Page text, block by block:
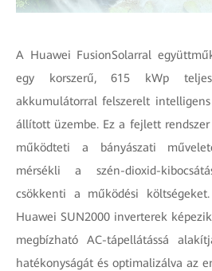
A Huawei FusionSolarral
egy korszerű, 615 kWp
akkumulátorral felszerelt
állított üzembe. Ez a fejlett
működteti a bányászati
mérsékli a szén-dioxid-
csökkenti a működési
Huawei SUN2000 inverterek
megbízható AC-tápellátássá
hatékonyságát és optimalizálva az